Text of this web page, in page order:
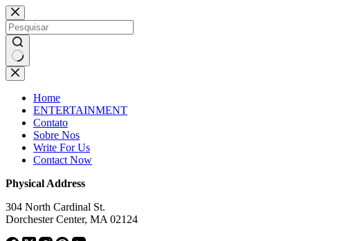
Pular
para
o
conteúdo
Sem
resultados
Home
ENTERTAINMENT
Contato
Sobre Nos
Write For Us
Contact Now
Physical Address
304 North Cardinal St.
Dorchester Center, MA 02124
Notice:This website publishes content from paid